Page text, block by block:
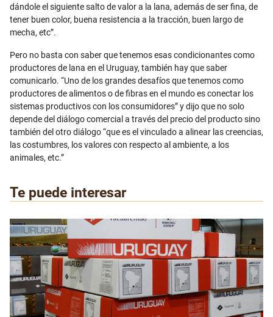
dándole el siguiente salto de valor a la lana, además de ser fina, de
tener buen color, buena resistencia a la tracción, buen largo de
mecha, etc”.
Pero no basta con saber que tenemos esas condicionantes como
productores de lana en el Uruguay, también hay que saber
comunicarlo. “Uno de los grandes desafíos que tenemos como
productores de alimentos o de fibras en el mundo es conectar los
sistemas productivos con los consumidores” y dijo que no solo
depende del diálogo comercial a través del precio del producto sino
también del otro diálogo “que es el vinculado a alinear las creencias,
las costumbres, los valores con respecto al ambiente, a los
animales, etc.”
Te puede interesar